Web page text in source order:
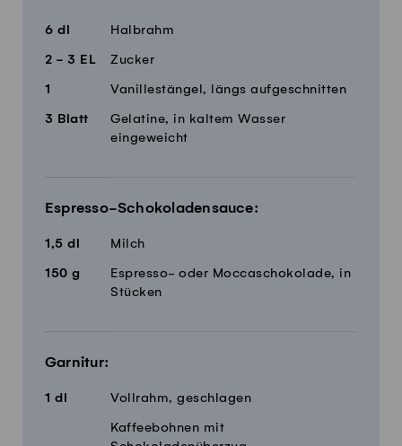
6 dl Halbrahm
2 - 3 EL Zucker
1 Vanillestängel, längs aufgeschnitten
3 Blatt
Gelatine, in kaltem Wasser
eingeweicht
Espresso-Schokoladensauce:
1,5 dl Milch
150 g
Espresso- oder Moccaschokolade, in
Stücken
Garnitur:
1 dl Vollrahm, geschlagen
Kaffeebohnen mit